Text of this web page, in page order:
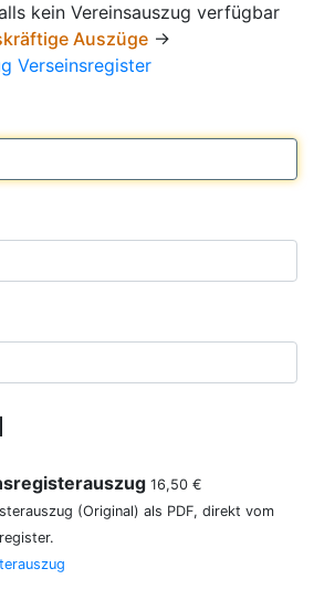
kein Vereinsauszug verfügbar
Auszüge →
Verseinsregister
16,50 €
(Original) als PDF, direkt vom